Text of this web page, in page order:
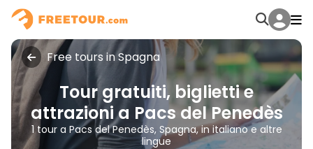
Free tours in Spagna
Tour gratuiti, biglietti e
attrazioni a Pacs del Penedès
1 tour a Pacs del Penedès, Spagna, in italiano e altre
lingue